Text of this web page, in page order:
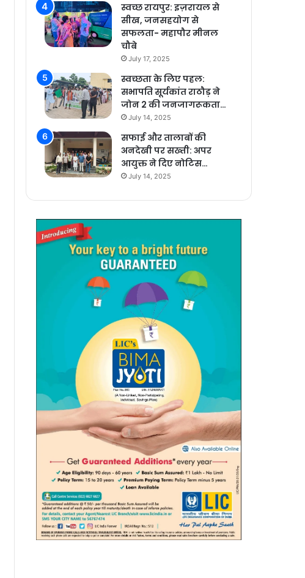
स्वच्छ रायपुर: इज़रायल से
सीख, जनसहयोग से
सफलता- महापौर मीनल
चौबे
July 17, 2025
स्वच्छता के लिए पहल:
सभापति सूर्यकांत राठौड़ ने
जोन 2 की जनजागरूकता…
July 14, 2025
सफाई और तालाबों की
अनदेखी पर सख्ती: अपर
आयुक्त ने दिए नोटिस…
July 14, 2025